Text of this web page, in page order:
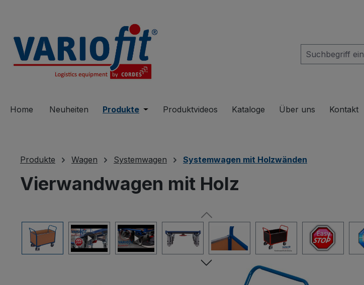
Home Neuheiten Produkte Öffne oder Schließe das Dropdown der Kategorie Produkte
Produktvideos Kataloge Über uns Kontakt
Produkte Wagen Systemwagen Systemwagen mit Holzwänden
Vierwandwagen mit Holz
Bildergalerie überspringen